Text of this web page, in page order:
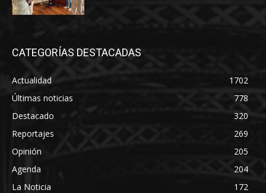
CATEGORÍAS DESTACADAS
Actualidad
1702
Últimas noticias
778
Destacado
320
Reportajes
269
Opinión
205
Agenda
204
La Noticia
172